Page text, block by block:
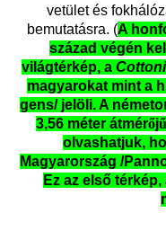
vetület és
bemutatásra. (A
század végén
világtérkép, a
magyarokat mint a
gens/ jelöli. A
3,56 méter átmérőjű
olvashatjuk,
Magyarország /
Ez az első térkép,